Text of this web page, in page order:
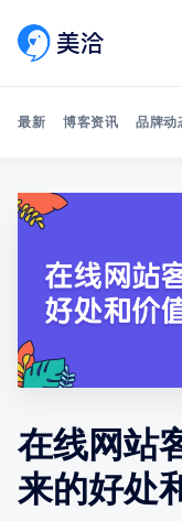
最新 博客资讯 品牌动
在线网站
来的好处